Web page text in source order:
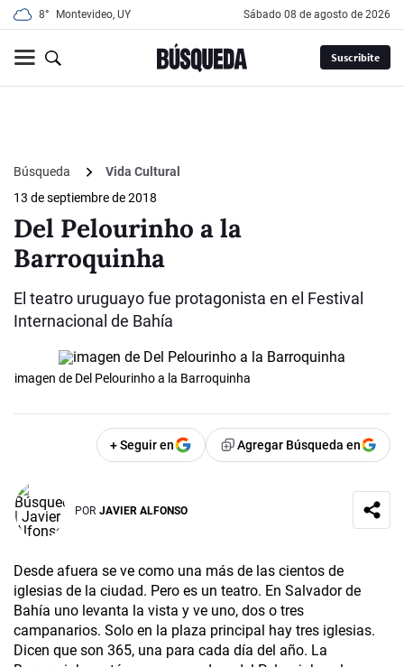
8° Montevideo, UY sábado 08 de agosto de 2026
Suscribite
Búsqueda
Vida Cultural
13 de septiembre de 2018
Del Pelourinho a la
Barroquinha
El teatro uruguayo fue protagonista en el Festival
Internacional de Bahía
imagen de Del Pelourinho a la Barroquinha
+ Seguir en Agregar Búsqueda en
POR JAVIER ALFONSO
Desde afuera se ve como una más de las cientos de
iglesias de la ciudad. Pero es un teatro. En Salvador de
Bahía uno levanta la vista y ve uno, dos o tres
campanarios. Solo en la plaza principal hay tres iglesias.
Dicen que son 365, una para cada día del año. La